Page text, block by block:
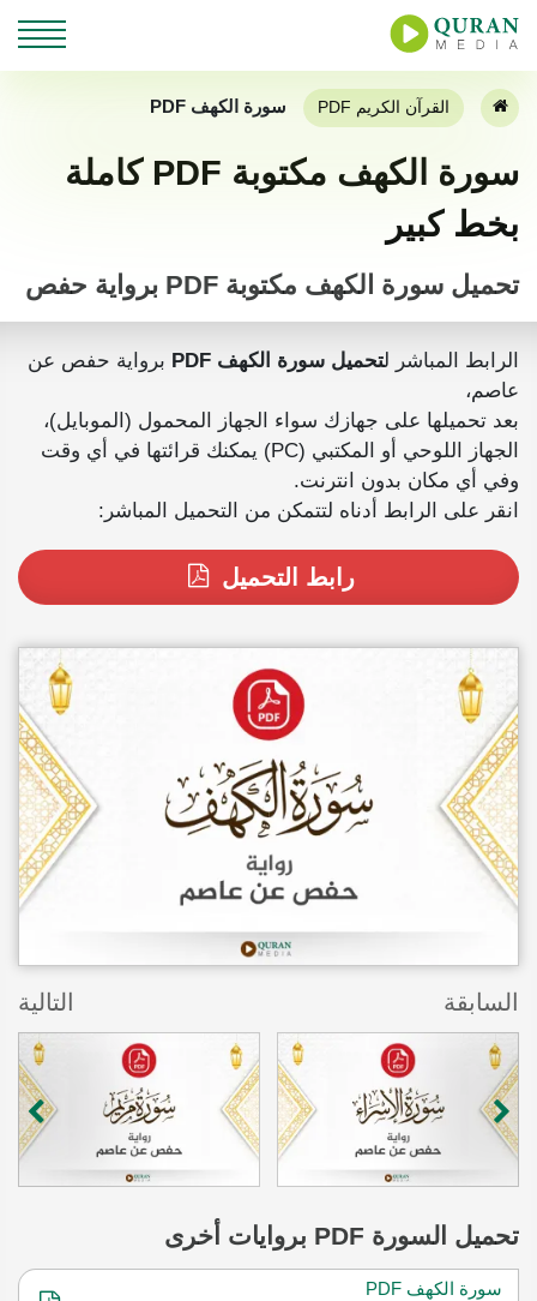
القرآن الكريم PDF سورة الكهف PDF
سورة الكهف مكتوبة PDF كاملة
بخط كبير
تحميل سورة الكهف مكتوبة PDF برواية حفص
الرابط المباشر لتحميل سورة الكهف PDF
برواية حفص عن
عاصم،
بعد تحميلها على جهازك سواء الجهاز المحمول (الموبايل)،
الجهاز اللوحي أو المكتبي (PC) يمكنك قرائتها في أي وقت
وفي أي مكان بدون انترنت.
انقر على الرابط أدناه لتتمكن من التحميل المباشر:
رابط التحميل
السابقة التالية
تحميل السورة
سورة الكهف PDF